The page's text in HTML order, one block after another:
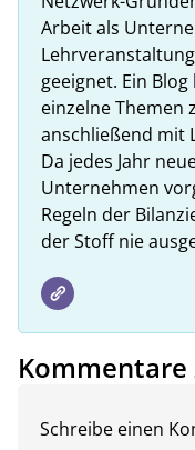
Arbeit als
geeignet. Ein
einzelne Themen
anschließend mit
Da jedes Jahr
Unternehmen
Regeln der
der Stoff nie
Kommentare
Schreibe einen